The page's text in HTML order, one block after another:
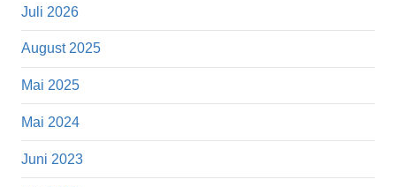
Juli 2026
August 2025
Mai 2025
Mai 2024
Juni 2023